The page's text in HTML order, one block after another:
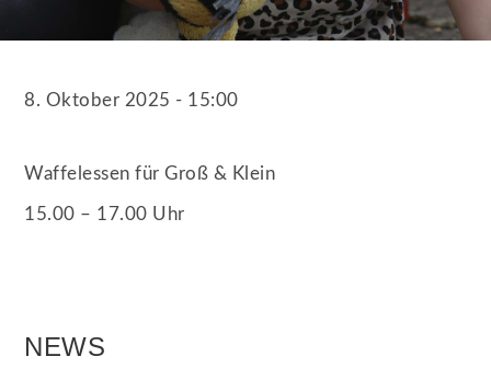
8. Oktober 2025 - 15:00
Waffelessen für Groß & Klein
15.00 – 17.00 Uhr
NEWS